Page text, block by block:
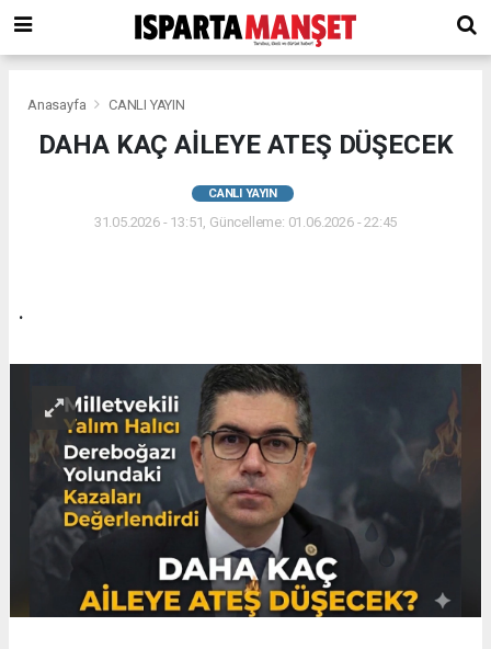
Anasayfa CANLI YAYIN
DAHA KAÇ AİLEYE ATEŞ DÜŞECEK
CANLI YAYIN
31.05.2026 - 13:51, Güncelleme: 01.06.2026 - 22:45
.